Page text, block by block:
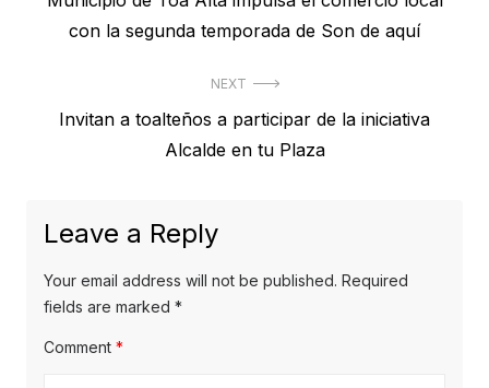
navigation
post:con la segunda temporada de Son de aquí
NEXT
NextInvitan a toalteños a participar de la iniciativa
Alcalde en tu Plaza
Leave a Reply
Your email address will not be published. Required
fields are marked *
Comment *